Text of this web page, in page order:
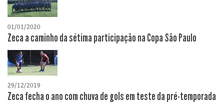
01/01/2020
Zeca a caminho da sétima participação na Copa São Paulo
29/12/2019
Zeca fecha o ano com chuva de gols em teste da pré-temporada